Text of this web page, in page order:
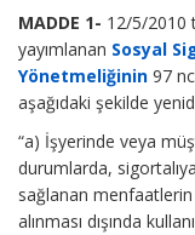
MADDE 1- 12/5/2010
yayımlanan Sosyal
Yönetmeliğinin 97
aşağıdaki şekilde
“a) İşyerinde veya
durumlarda,
sağlanan
alınması dışında